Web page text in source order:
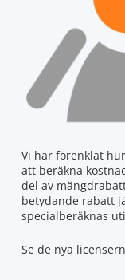
Vi har förenklat
att beräkna
del av
betydande rabatt
specialberäknas
Se de nya